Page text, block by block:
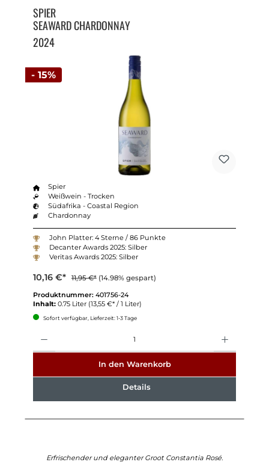
- 15%
SPIER
SEAWARD CHARDONNAY
2024
Spier
Weißwein - Trocken
Südafrika - Coastal Region
Chardonnay
John Platter: 4 Sterne / 86 Punkte
Decanter Awards 2025: Silber
Veritas Awards 2025: Silber
10,16 €* 11,95 €* (14.98% gespart)
Produktnummer: 401756-24
Inhalt: 0.75 Liter (13,55 €* / 1 Liter)
Sofort verfügbar, Lieferzeit: 1-3 Tage
In den Warenkorb
Details
Erfrischender und eleganter Groot Constantia Rosé.